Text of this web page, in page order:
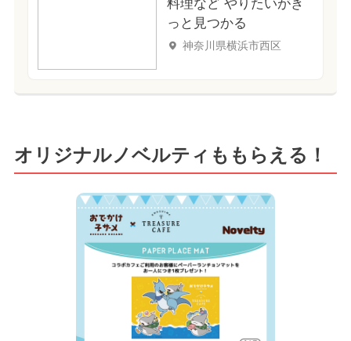
料理など やりたいがき
っと見つかる
神奈川県横浜市西区
オリジナルノベルティももらえる！